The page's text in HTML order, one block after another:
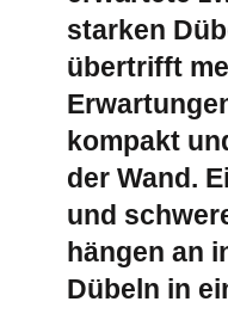
starken
übertrifft
kompakt
der Wand.
und
hängen an
Dübeln in